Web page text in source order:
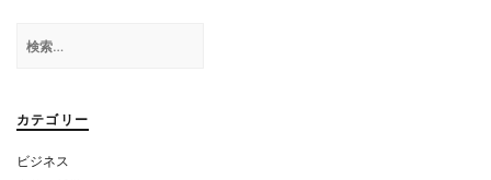
ー
ョ
ン
索:
カテゴリー
ビジネス